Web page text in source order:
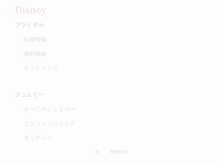
Disney
ブライダル
結婚指輪
婚約指輪
セットリング
ジュエリー
すべてのジュエリー
ファッションリング
ネックレス